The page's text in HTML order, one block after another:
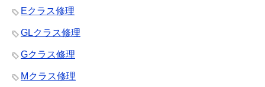
Eクラス修理
GLクラス修理
Gクラス修理
Mクラス修理